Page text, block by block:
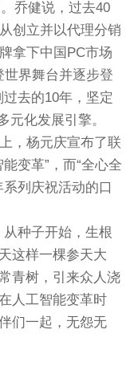
乔健说，过去40
创立并以代理分销
拿下中国PC市场
世界舞台并逐步登
去的10年，坚定
元化发展引擎。
，杨元庆宣布了联
变革”，而“全心全
列庆祝活动的口
种子开始，生根
这样一棵参天大
青树，引来众人浇
人工智能变革时
们一起，无怨无